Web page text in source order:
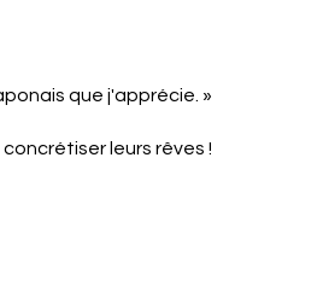
que j'apprécie. »
leurs rêves !